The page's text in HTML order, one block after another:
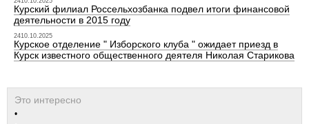
Курский филиал Россельхозбанка подвел итоги финансовой
деятельности в 2015 году
2410.10.2025
Курское отделение " Изборского клуба " ожидает приезд в
Курск известного общественного деятеля Николая Старикова